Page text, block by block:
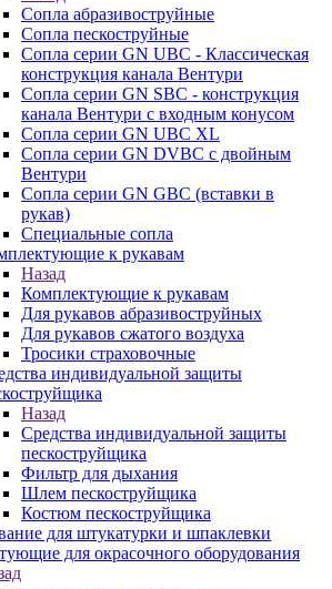
Сопла абразивоструйные
Сопла пескоструйные
Сопла серии GN UBC - Классическая
конструкция канала Вентури
Сопла серии GN SBC - конструкция
канала Вентури c входным конусом
Сопла серии GN UBC XL
Сопла серии GN DVBC с двойным
Вентури
Сопла серии GN GBC (вставки в
рукав)
Специальные сопла
к рукавам
Назад
Комплектующие к рукавам
Для рукавов абразивоструйных
Для рукавов сжатого воздуха
Тросики страховочные
индивидуальной защиты
Назад
Средства индивидуальной защиты
пескоструйщика
Фильтр для дыхания
Шлем пескоструйщика
Костюм пескоструйщика
для штукатурки и шпаклевки
для окрасочного оборудования